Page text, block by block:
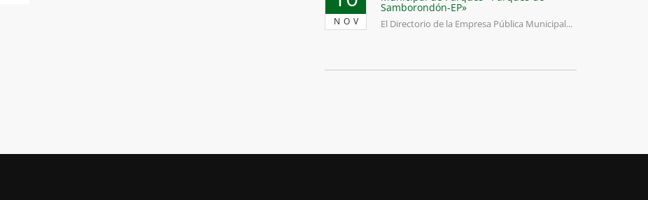
NOV
Samborondón-EP»
El Directorio de la Empresa Pública Municipal...